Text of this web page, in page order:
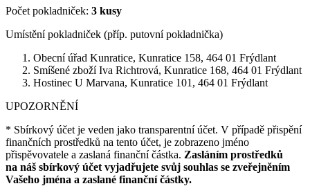
Počet pokladniček: 3 kusy
Umístění pokladniček (příp. putovní pokladnička)
Obecní úřad Kunratice, Kunratice 158, 464 01 Frýdlant
Smíšené zboží Iva Richtrová, Kunratice 168, 464 01 Frýdlant
Hostinec U Marvana, Kunratice 101, 464 01 Frýdlant
UPOZORNĚNÍ
* Sbírkový účet je veden jako transparentní účet. V případě přispění
finančních prostředků na tento účet, je zobrazeno jméno
přispěvovatele a zaslaná finanční částka. Zasláním prostředků
na náš sbírkový účet vyjadřujete svůj souhlas se zveřejněním
Vašeho jména a zaslané finanční částky.